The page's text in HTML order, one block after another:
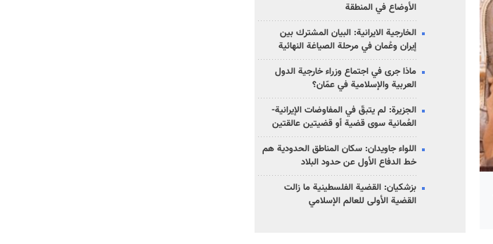
الأوضاع في المنطقة
الخارجية الايرانية: البيان المشترك بين
إيران وعُمان في مرحلة الصياغة النهائية
ماذا جرى في اجتماع وزراء خارجية الدول
العربية والإسلامية في عمّان؟
الجزيرة: لم يتبقّ في المفاوضات الإيرانية-
العُمانية سوى قضية أو قضيتين عالقتين
اللواء جاويدان: سكان المناطق الحدودية هم
خط الدفاع الأول عن حدود البلاد
بزشكيان: القضية الفلسطينية ما زالت
القضية الأولى للعالم الإسلامي